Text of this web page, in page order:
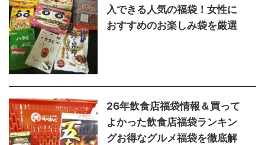
入できる人気の福袋！女性に
おすすめのお楽しみ袋を厳選
26年飲食店福袋情報＆買って
よかった飲食店福袋ランキン
グお得なグルメ福袋を徹底解